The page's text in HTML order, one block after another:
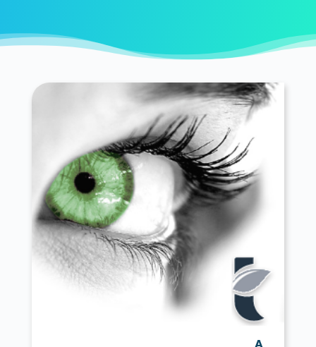
Boigneville 91720
Boissy-la-Rivière 91690
Boissy-sous-Saint-Yon 91790
Bondoufle 91070
Boullay-les-Troux 91470
Boussy-Saint-Antoine 91800
Boutervilliers 91150
Boutigny-sur-Essonne 91820
Bouville 91880
Brétigny-sur-Orge 91220
Breuillet 91650
Breux-Jouy 91650
Brières-les-Scellés 91150
Briis-sous-Forges 91640
Brouy 91150
Brunoy 91800
Bruyères-le-Châtel 91680
Buno-Bonnevaux 91720
Bures-sur-Yvette 91440
Cerny 91590
Chalo-Saint-Mars 91780
Chalou-Moulineux 91740
Chamarande 91730
Champcueil 91750
Champmotteux 91150